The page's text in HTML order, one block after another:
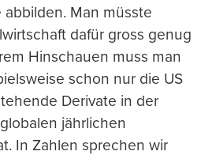
Man müsste
dafür gross genug
Hinschauen muss man
schon nur die US
Derivate in der
jährlichen
In Zahlen sprechen wir